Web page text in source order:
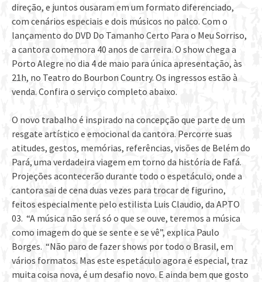
direção, e juntos ousaram em um formato diferenciado,
com cenários especiais e dois músicos no palco. Com o
lançamento do DVD Do Tamanho Certo Para o Meu Sorriso,
a cantora comemora 40 anos de carreira. O show chega a
Porto Alegre no dia 4 de maio para única apresentação, às
21h, no Teatro do Bourbon Country. Os ingressos estão à
venda. Confira o serviço completo abaixo.
O novo trabalho é inspirado na concepção que parte de um
resgate artístico e emocional da cantora. Percorre suas
atitudes, gestos, memórias, referências, visões de Belém do
Pará, uma verdadeira viagem em torno da história de Fafá.
Projeções acontecerão durante todo o espetáculo, onde a
cantora sai de cena duas vezes para trocar de figurino,
feitos especialmente pelo estilista Luis Claudio, da APTO
03. “A música não será só o que se ouve, teremos a música
como imagem do que se sente e se vê”, explica Paulo
Borges. “Não paro de fazer shows por todo o Brasil, em
vários formatos. Mas este espetáculo agora é especial, traz
muita coisa nova, é um desafio novo. E ainda bem que gosto